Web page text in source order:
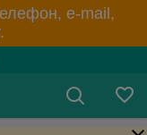
e-mail,